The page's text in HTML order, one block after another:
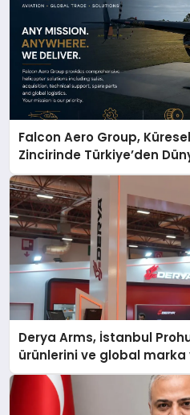
Falcon Aero Group,
Zincirinde Türkiye’den
Derya Arms, İstanbul
ürünlerini ve global